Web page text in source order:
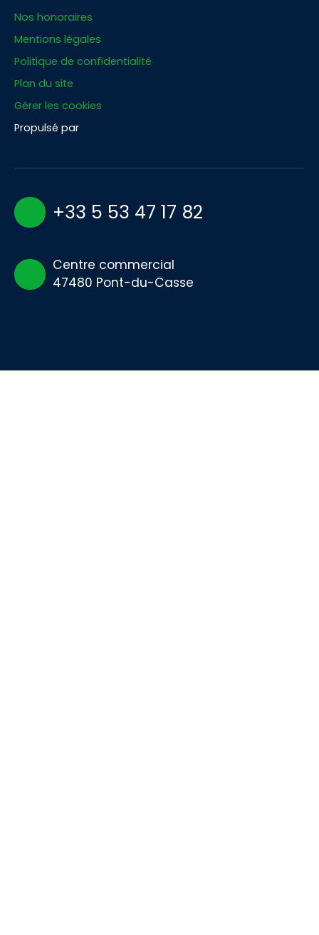
Nos honoraires
Mentions légales
Politique de confidentialité
Plan du site
Gérer les cookies
Propulsé par
+33 5 53 47 17 82
Centre commercial
47480 Pont-du-Casse